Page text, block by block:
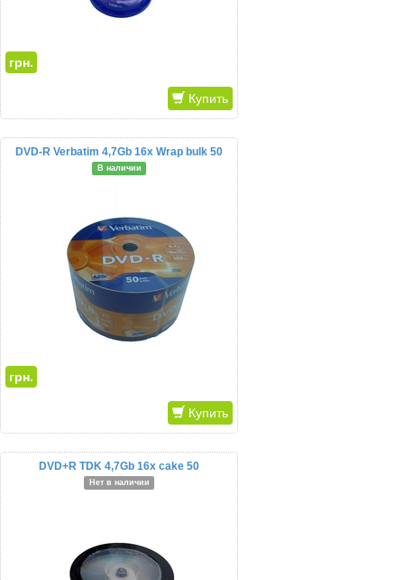
грн.
Купить
DVD-R Verbatim 4,7Gb 16x Wrap bulk 50
В наличии
грн.
Купить
DVD+R TDK 4,7Gb 16x cake 50
Нет в наличии